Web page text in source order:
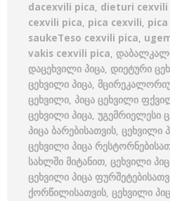
dacexvili pica, dieturi cexvili
cexvili pica, pica cexvili,
saukeTeso cexvili pica,
vakis cexvili pica,
დაცეხვილი პიცა, დიეტური
ცეხვილი პიცა,
ცეხვილი, პიცა ცეხვილი
ცეხვილი პიცა, უგემრიელესი
პიცა ბარებისათვის, ცეხვილი
ცეხვილი პიცა
სახლში მიტანით, ცეხვილი
ცეხვილი პიცა
ქორწილისათვის, ცეხვილი